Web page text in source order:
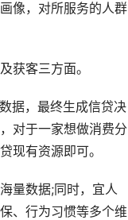
像，对所服务的人群
客三方面。
据，最终生成信贷决
对于一家想做消费分
现有资源即可。
量数据;同时，宜人
、行为习惯等多个维